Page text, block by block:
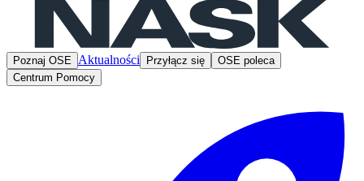
Poznaj OSE Aktualności Przyłącz się
OSE poleca
Centrum Pomocy